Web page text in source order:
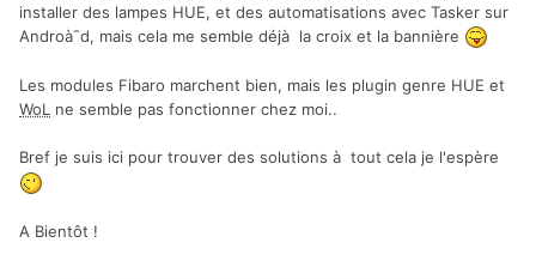
installer des lampes HUE, et des automatisations avec Tasker sur
Androà¯d, mais cela me semble déjà la croix et la bannière
Les modules Fibaro marchent bien, mais les plugin genre HUE et
WoL ne semble pas fonctionner chez moi..
Bref je suis ici pour trouver des solutions à tout cela je l'espère
A Bientôt !